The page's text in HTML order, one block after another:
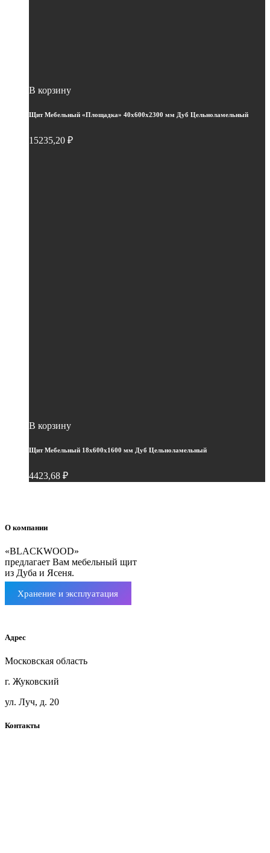
В корзину
Щит Мебельный «Площадка» 40х600х2300 мм Дуб Цельноламельный
15235,20 ₽
В корзину
Щит Мебельный 18х600х1600 мм Дуб Цельноламельный
4423,68 ₽
О компании
«BLACKWOOD»
предлагает Вам мебельный щит
из Дуба и Ясеня.
Хранение и эксплуатация
Адрес
Московская область
г. Жуковский
ул. Луч, д. 20
Контакты